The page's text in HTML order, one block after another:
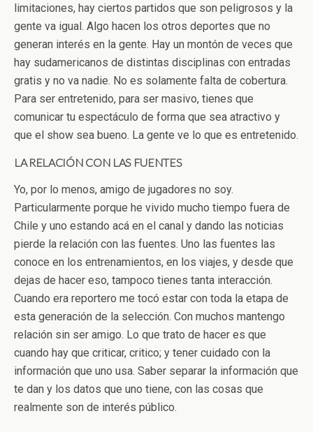
limitaciones, hay ciertos partidos que son peligrosos y la
gente va igual. Algo hacen los otros deportes que no
generan interés en la gente. Hay un montón de veces que
hay sudamericanos de distintas disciplinas con entradas
gratis y no va nadie. No es solamente falta de cobertura.
Para ser entretenido, para ser masivo, tienes que
comunicar tu espectáculo de forma que sea atractivo y
que el show sea bueno. La gente ve lo que es entretenido.
LA RELACIÓN CON LAS FUENTES
Yo, por lo menos, amigo de jugadores no soy.
Particularmente porque he vivido mucho tiempo fuera de
Chile y uno estando acá en el canal y dando las noticias
pierde la relación con las fuentes. Uno las fuentes las
conoce en los entrenamientos, en los viajes, y desde que
dejas de hacer eso, tampoco tienes tanta interacción.
Cuando era reportero me tocó estar con toda la etapa de
esta generación de la selección. Con muchos mantengo
relación sin ser amigo. Lo que trato de hacer es que
cuando hay que criticar, critico; y tener cuidado con la
información que uno usa. Saber separar la información que
te dan y los datos que uno tiene, con las cosas que
realmente son de interés público.